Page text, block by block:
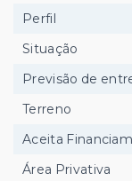
Perfil
Situação
Previsão de
Terreno
Aceita
Área Privativa